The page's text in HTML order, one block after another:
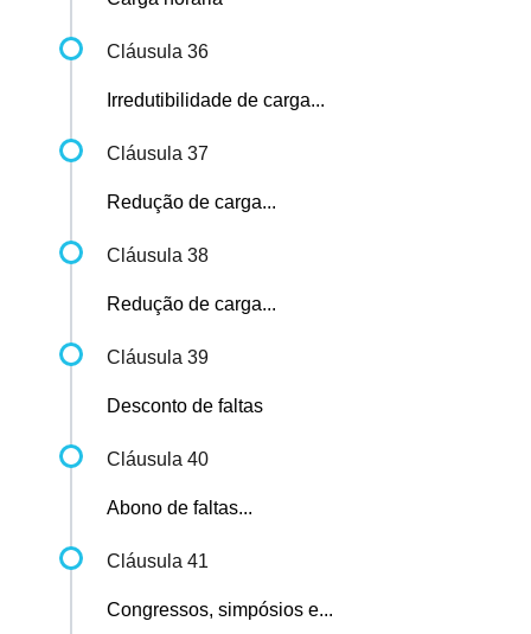
Cláusula 36
Irredutibilidade de carga...
Cláusula 37
Redução de carga...
Cláusula 38
Redução de carga...
Cláusula 39
Desconto de faltas
Cláusula 40
Abono de faltas...
Cláusula 41
Congressos, simpósios e...